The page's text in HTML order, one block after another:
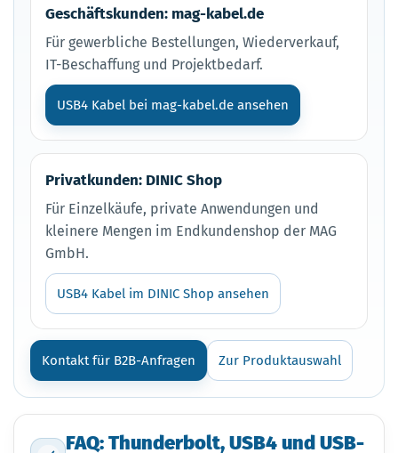
Geschäftskunden: mag-kabel.de
Für gewerbliche Bestellungen, Wiederverkauf,
IT-Beschaffung und Projektbedarf.
USB4 Kabel bei mag-kabel.de ansehen
Privatkunden: DINIC Shop
Für Einzelkäufe, private Anwendungen und
kleinere Mengen im Endkundenshop der MAG
GmbH.
USB4 Kabel im DINIC Shop ansehen
Kontakt für B2B-Anfragen Zur Produktauswahl
FAQ: Thunderbolt, USB4 und USB-